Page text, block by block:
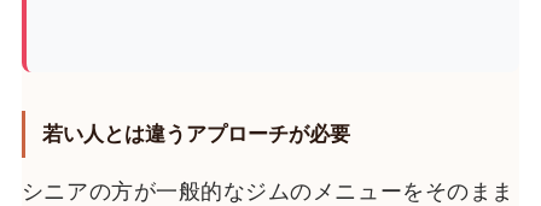
若い人とは違うアプローチが必要
シニアの方が一般的なジムのメニューをそのまま